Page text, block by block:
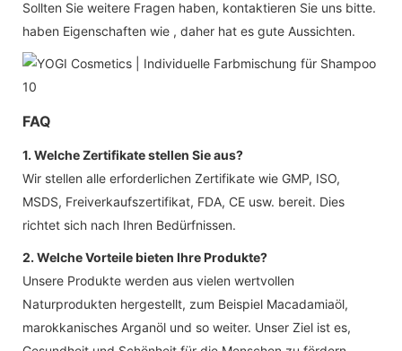
Sollten Sie weitere Fragen haben, kontaktieren Sie uns bitte.
haben Eigenschaften wie , daher hat es gute Aussichten.
FAQ
1. Welche Zertifikate stellen Sie aus?
Wir stellen alle erforderlichen Zertifikate wie GMP, ISO,
MSDS, Freiverkaufszertifikat, FDA, CE usw. bereit. Dies
richtet sich nach Ihren Bedürfnissen.
2. Welche Vorteile bieten Ihre Produkte?
Unsere Produkte werden aus vielen wertvollen
Naturprodukten hergestellt, zum Beispiel Macadamiaöl,
marokkanisches Arganöl und so weiter. Unser Ziel ist es,